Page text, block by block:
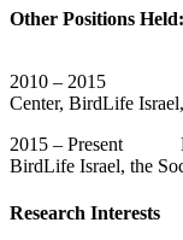
Other Positions Held:
2010 – 2015
Center, BirdLife
2015 – Present
BirdLife Israel, the
Research Interests